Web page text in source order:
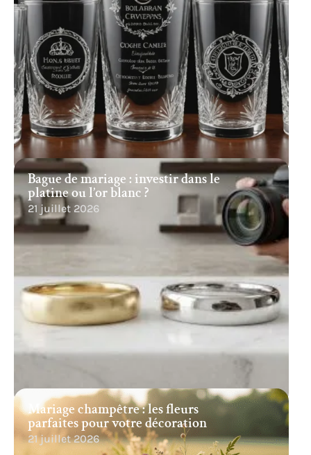
Bague de mariage : investir dans le
platine ou l’or blanc ?
21 juillet 2026
Mariage champêtre : les fleurs
parfaites pour votre décoration
21 juillet 2026